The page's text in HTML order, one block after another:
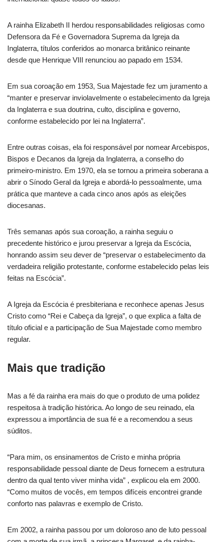
A rainha Elizabeth II herdou responsabilidades religiosas como
Defensora da Fé e Governadora Suprema da Igreja da
Inglaterra, títulos conferidos ao monarca britânico reinante
desde que Henrique VIII renunciou ao papado em 1534.
Em sua coroação em 1953, Sua Majestade fez um juramento a
“manter e preservar inviolavelmente o estabelecimento da Igreja
da Inglaterra e sua doutrina, culto, disciplina e governo,
conforme estabelecido por lei na Inglaterra”.
Entre outras coisas, ela foi responsável por nomear Arcebispos,
Bispos e Decanos da Igreja da Inglaterra, a conselho do
primeiro-ministro. Em 1970, ela se tornou a primeira soberana a
abrir o Sínodo Geral da Igreja e abordá-lo pessoalmente, uma
prática que manteve a cada cinco anos após as eleições
diocesanas.
Três semanas após sua coroação, a rainha seguiu o
precedente histórico e jurou preservar a Igreja da Escócia,
honrando assim seu dever de “preservar o estabelecimento da
verdadeira religião protestante, conforme estabelecido pelas leis
feitas na Escócia”.
A Igreja da Escócia é presbiteriana e reconhece apenas Jesus
Cristo como “Rei e Cabeça da Igreja”, o que explica a falta de
título oficial e a participação de Sua Majestade como membro
regular.
Mais que tradição
Mas a fé da rainha era mais do que o produto de uma polidez
respeitosa à tradição histórica. Ao longo de seu reinado, ela
expressou a importância de sua fé e a recomendou a seus
súditos.
“Para mim, os ensinamentos de Cristo e minha própria
responsabilidade pessoal diante de Deus fornecem a estrutura
dentro da qual tento viver minha vida” , explicou ela em 2000.
“Como muitos de vocês, em tempos difíceis encontrei grande
conforto nas palavras e exemplo de Cristo.
Em 2002, a rainha passou por um doloroso ano de luto pessoal